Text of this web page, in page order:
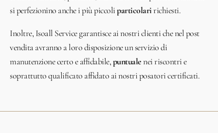
si perfezionino anche i più piccoliparticolaririchiesti.
Inoltre, Isoall Service garantisce ai nostri clienti che nel post
vendita avranno a loro disposizione un servizio di
manutenzione certo e affidabile,puntualenei riscontri e
soprattutto qualificato affidato ai nostri posatori certificati.